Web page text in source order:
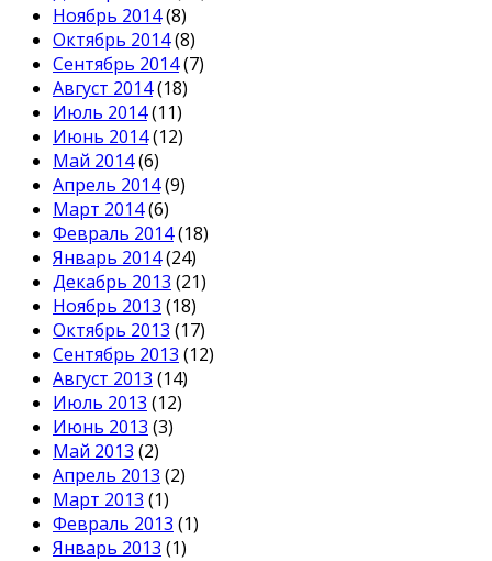
Ноябрь 2014(8)
Октябрь 2014(8)
Сентябрь 2014(7)
Август 2014(18)
Июль 2014(11)
Июнь 2014(12)
Май 2014(6)
Апрель 2014(9)
Март 2014(6)
Февраль 2014(18)
Январь 2014(24)
Декабрь 2013 (21)
Ноябрь 2013 (18)
Октябрь 2013 (17)
Сентябрь 2013 (12)
Август 2013 (14)
Июль 2013 (12)
Июнь 2013 (3)
Май 2013 (2)
Апрель 2013 (2)
Март 2013 (1)
Февраль 2013 (1)
Январь 2013 (1)